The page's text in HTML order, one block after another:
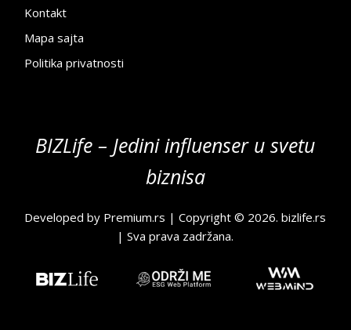
Kontakt
Mapa sajta
Politika privatnosti
BIZLife – Jedini influenser u svetu
biznisa
Developed by Premium.rs | Copyright © 2026.bizlife.rs
| Sva prava zadržana.